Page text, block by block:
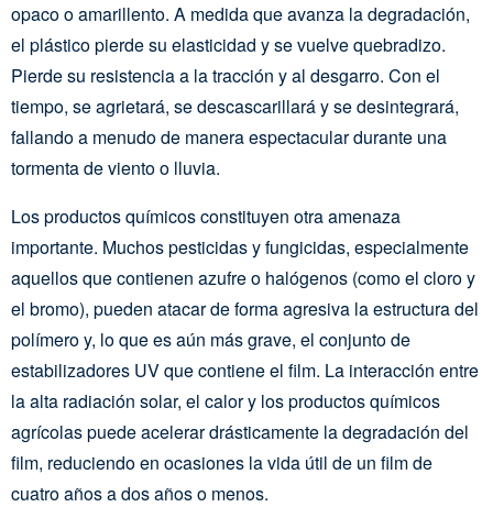
opaco o amarillento. A medida que avanza la degradación,
el plástico pierde su elasticidad y se vuelve quebradizo.
Pierde su resistencia a la tracción y al desgarro. Con el
tiempo, se agrietará, se descascarillará y se desintegrará,
fallando a menudo de manera espectacular durante una
tormenta de viento o lluvia.
Los productos químicos constituyen otra amenaza
importante. Muchos pesticidas y fungicidas, especialmente
aquellos que contienen azufre o halógenos (como el cloro y
el bromo), pueden atacar de forma agresiva la estructura del
polímero y, lo que es aún más grave, el conjunto de
estabilizadores UV que contiene el film. La interacción entre
la alta radiación solar, el calor y los productos químicos
agrícolas puede acelerar drásticamente la degradación del
film, reduciendo en ocasiones la vida útil de un film de
cuatro años a dos años o menos.